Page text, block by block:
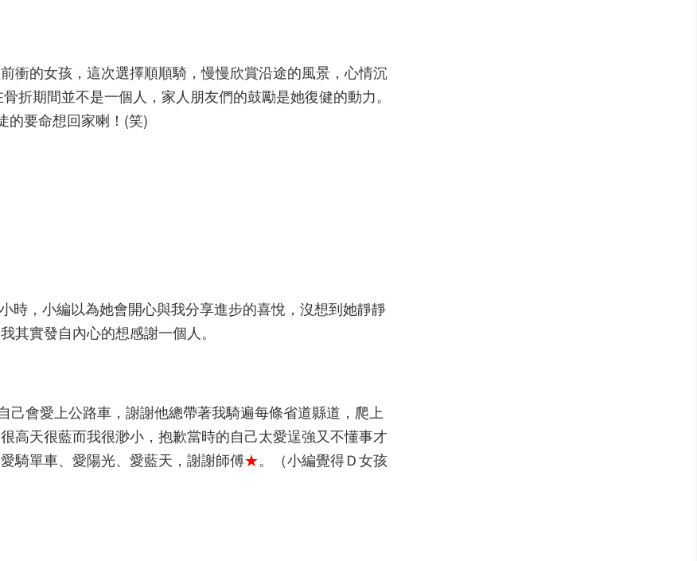
衝的女孩，這次選擇順順騎，慢慢欣賞沿途的風景，心情沉
折期間並不是一個人，家人朋友們的鼓勵是她復健的動力。
的要命想回家喇！(笑)
時，小編以為她會開心與我分享進步的喜悅，沒想到她靜靜
其實發自內心的想感謝一個人。
己會愛上公路車，謝謝他總帶著我騎遍每條省道縣道，爬上
高天很藍而我很渺小，抱歉當時的自己太愛逞強又不懂事才
騎單車、愛陽光、愛藍天，謝謝師傅★。（小編覺得Ｄ女孩